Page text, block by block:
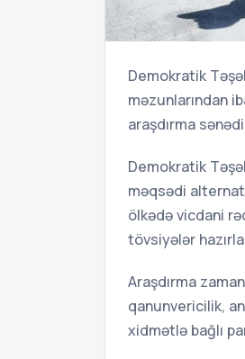
Demokratik
məzunlarından
araşdırma sənədi
Demokratik
məqsədi
ölkədə vicdani
tövsiyələr
Araşdırma
qanunvericilik,
xidmətlə bağlı